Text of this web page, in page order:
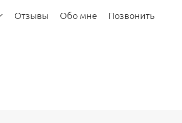
Отзывы Обо мне Позвонить